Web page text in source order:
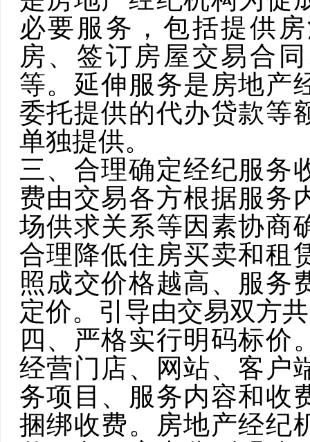
必要服务，包括提供
房、签订房屋交易合
等。延伸服务是房地产
委托提供的代办贷款等
单独提供。
三、合理确定经纪服务
费由交易各方根据服务
场供求关系等因素协商
合理降低住房买卖和租
照成交价格越高、服务
定价。引导由交易双方
四、严格实行明码标价
经营门店、网站、客户
务项目、服务内容和收
捆绑收费。房地产经纪